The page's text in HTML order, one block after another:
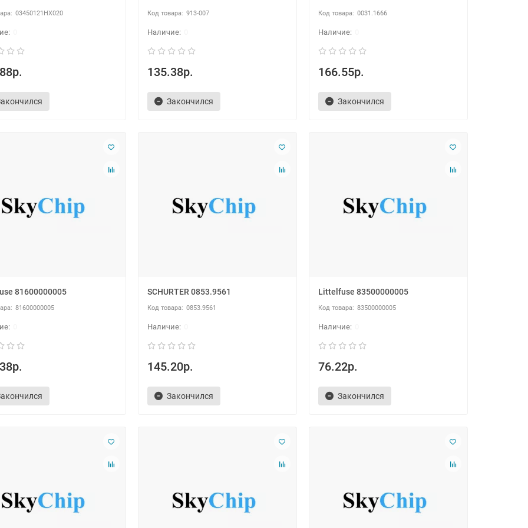
03450121HX020 913-007
135.38р.
Закончился
0031.1666
166.55р.
Закончился
81600000005
81600000005
SCHURTER 0853.9561
0853.9561
145.20р.
Закончился
Littelfuse 83500000005
83500000005
76.22р.
Закончился